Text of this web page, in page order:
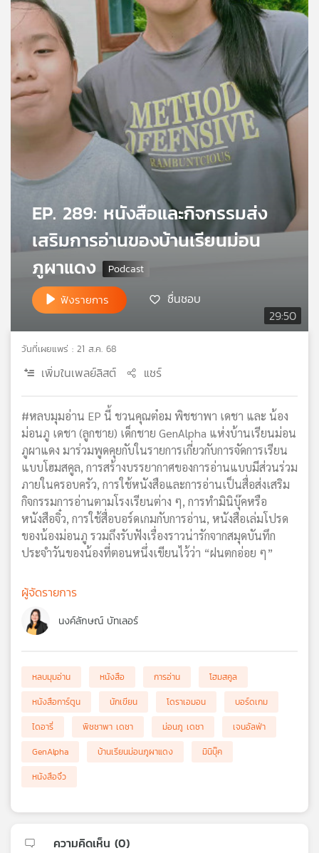
ข่าว
และ
กิจกรรม
เกี่ยว
เครือ
วิทยุ
29:50
EP. 289: หนังสือและกิจกรรมส่ง
เสริมการอ่านของบ้านเรียนม่อน
ภูผาแดง
ฟังรายการ ชื่นชอบ
วันที่เผยแพร่ : 21 ส.ค. 68
เพิ่มในเพลย์ลิสต์ แชร์
#หลบมุมอ่าน EP นี้ ชวนคุณต๋อม พิชชาพา เดชา และ น้อง
ม่อนภู เดชา (ลูกชาย) เด็กชาย GenAlpha แห่งบ้านเรียนม่อน
ภูผาแดง มาร่วมพูดคุยกับในรายการเกี่ยวกับการจัดการเรียน
แบบโฮมสคูล, การสร้างบรรยากาศของการอ่านแบบมีส่วนร่วม
ภายในครอบครัว, การใช้หนังสือและการอ่านเป็นสื่อส่งเสริม
กิจกรรมการอ่านตามโรงเรียนต่าง ๆ, การทำมินิบุ๊คหรือ
หนังสือจิ๋ว, การใช้สื่อบอร์ดเกมกับการอ่าน, หนังสือเล่มโปรด
ของน้องม่อนภู รวมถึงรับฟังเรื่องราวน่ารักจากสมุดบันทึก
ประจำวันของน้องที่ตอนหนึ่งเขียนไว้ว่า “ฝนตกอ่อย ๆ”
ผู้จัดรายการ
นงค์ลักษณ์ บัทเลอร์
หลบมุมอ่าน หนังสือ การอ่าน
โฮมสคูล
หนังสือการ์ตูน
นักเขียน โดราเอมอน
บอร์ดเกม
ไดอารี่
พิชชาพา เดชา ม่อนภู เดชา
เจนอัลฟ่า
GenAlpha
บ้านเรียนม่อนภูผาแดง
มินิบุ๊ค
หนังสือจิ๋ว
ความคิดเห็น (0)